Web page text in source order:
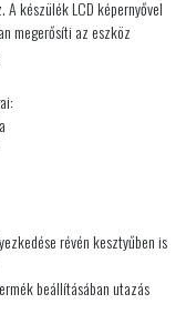
A készülék LCD képernyővel
megerősíti az eszköz
révén kesztyűben is
beállításában utazás